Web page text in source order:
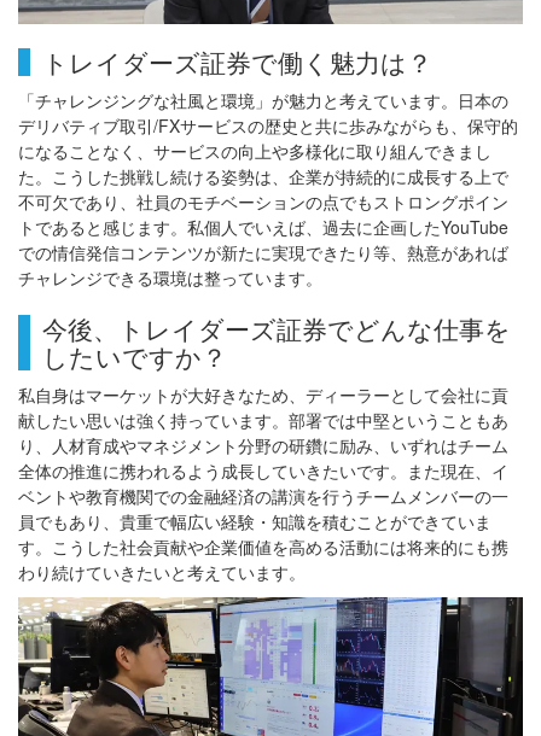
トレイダーズ証券で働く魅力は？
「チャレンジングな社風と環境」が魅力と考えています。日本の
デリバティブ取引/FXサービスの歴史と共に歩みながらも、保守的
になることなく、サービスの向上や多様化に取り組んできまし
た。こうした挑戦し続ける姿勢は、企業が持続的に成長する上で
不可欠であり、社員のモチベーションの点でもストロングポイン
トであると感じます。私個人でいえば、過去に企画したYouTube
での情信発信コンテンツが新たに実現できたり等、熱意があれば
チャレンジできる環境は整っています。
今後、トレイダーズ証券でどんな仕事を
したいですか？
私自身はマーケットが大好きなため、ディーラーとして会社に貢
献したい思いは強く持っています。部署では中堅ということもあ
り、人材育成やマネジメント分野の研鑽に励み、いずれはチーム
全体の推進に携われるよう成長していきたいです。また現在、イ
ベントや教育機関での金融経済の講演を行うチームメンバーの一
員でもあり、貴重で幅広い経験・知識を積むことができていま
す。こうした社会貢献や企業価値を高める活動には将来的にも携
わり続けていきたいと考えています。